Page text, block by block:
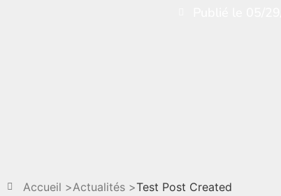
Accueil >Actualités >Test Post Created